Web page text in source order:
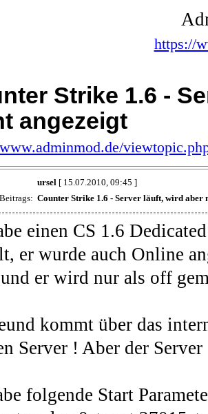
https://
Strike 1.6 -
angezeigt
ursel[ 15.07.2010, 09:45 ]
Counter Strike 1.6 - Server läuft, wird aber
einen CS 1.6
er wurde auch Online
er wird nur als off
kommt über das
Server ! Aber der
folgende Start